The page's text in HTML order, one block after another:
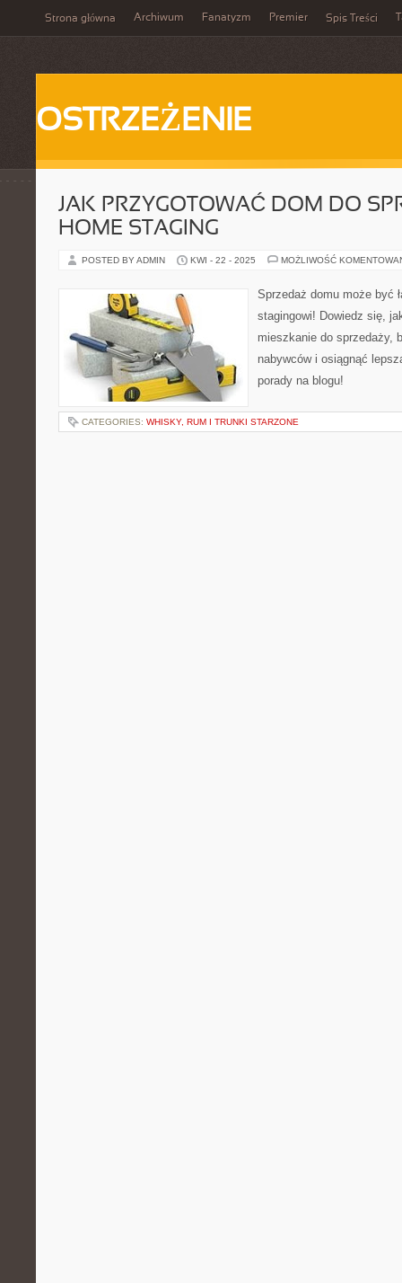
Strona główna Archiwum Fanatyzm Premier Spis Treści
OSTRZEŻENIE
JAK PRZYGOTOWAĆ DOM DO
HOME STAGING
POSTED BY ADMIN KWI - 22 - 2025 MOŻLIWOŚĆ
Sprzedaż domu może być
stagingowi! Dowiedz się,
mieszkanie do sprzedaży,
nabywców i osiągnąć
porady na blogu!
CATEGORIES: WHISKY, RUM I TRUNKI STARZONE